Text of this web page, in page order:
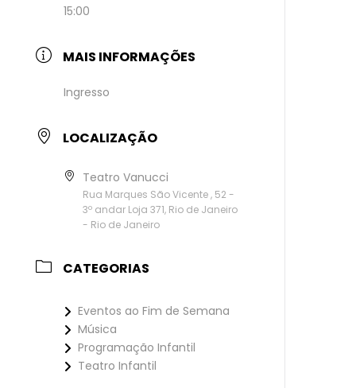
15:00
MAIS INFORMAÇÕES
Ingresso
LOCALIZAÇÃO
Teatro Vanucci
Rua Marques São Vicente , 52 -
3º andar Loja 371, Rio de Janeiro
- Rio de Janeiro
CATEGORIAS
Eventos ao Fim de Semana
Música
Programação Infantil
Teatro Infantil